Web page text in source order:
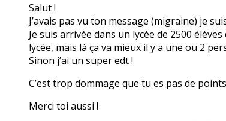
Salut !
J’avais pas vu ton message (migraine) je
Je suis arrivée dans un lycée de 2500
lycée, mais là ça va mieux il y a une ou 2
Sinon j’ai un super edt !
C’est trop dommage que tu es pas de
Merci toi aussi !